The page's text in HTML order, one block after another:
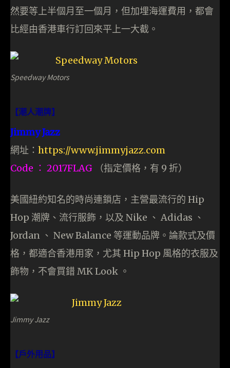
然要等上半個月至一個月，但加埋海運費用，都會
比經由香港車行訂回來平上一大截。
Speedway Motors
【潮人潮牌】
Jimmy Jazz
網址： https://www.jimmyjazz.com
Code ： 2017FLAG （指定價格，有 9 折）
美國紐約知名的時尚連鎖店，主營最流行的 Hip
Hop 潮牌、流行服飾，以及 Nike 、 Adidas 、
Jordan 、 New Balance 等運動品牌。論款式及價
格，都適合香港用家，尤其 Hip Hop 風格的衣服及
飾物，不會買錯 MK Look 。
Jimmy Jazz
【戶外用品】